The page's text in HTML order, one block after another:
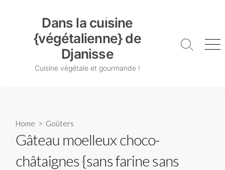
Dans la cuisine
{végétalienne} de
Djanisse
Cuisine végétale et gourmande !
Search
Home > Goûters
Gâteau moelleux choco-
châtaignes {sans farine sans